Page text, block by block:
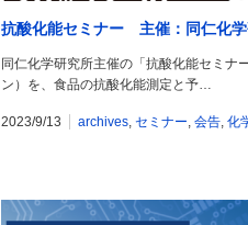
抗酸化能セミナー 主催：同仁化
同仁化学研究所主催の「抗酸化能セミナ
ン）を、食品の抗酸化能測定と予…
2023/9/13 archives, セミナー, 会告, 化